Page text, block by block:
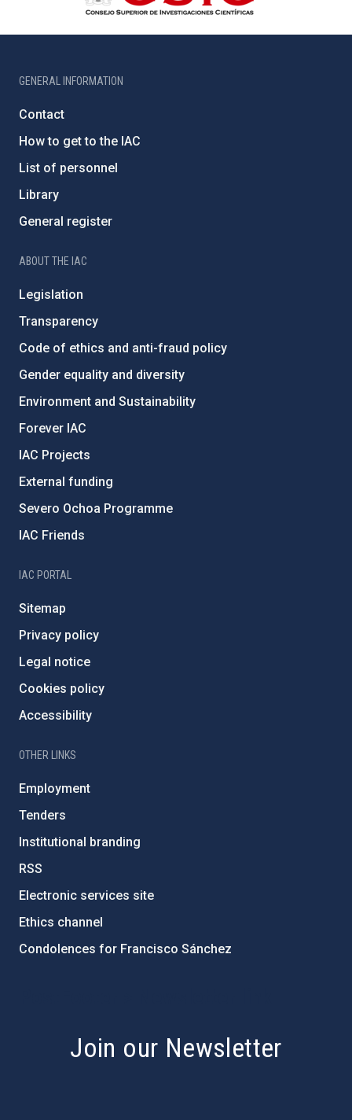
GENERAL INFORMATION
Contact
How to get to the IAC
List of personnel
Library
General register
ABOUT THE IAC
Legislation
Transparency
Code of ethics and anti-fraud policy
Gender equality and diversity
Environment and Sustainability
Forever IAC
IAC Projects
External funding
Severo Ochoa Programme
IAC Friends
IAC PORTAL
Sitemap
Privacy policy
Legal notice
Cookies policy
Accessibility
OTHER LINKS
Employment
Tenders
Institutional branding
RSS
Electronic services site
Ethics channel
Condolences for Francisco Sánchez
Join our Newsletter